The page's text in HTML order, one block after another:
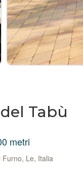
Tabù
metri
Furno, Le, Italia